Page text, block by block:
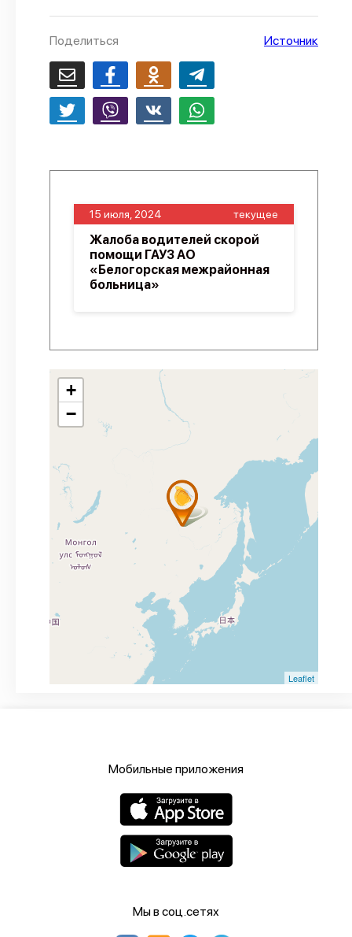
Поделиться Источник
15 июля, 2024 текущее
Жалоба водителей скорой
помощи ГАУЗ АО
«Белогорская межрайонная
больница»
+
−
Leaflet
Мобильные приложения
Мы в соц.сетях